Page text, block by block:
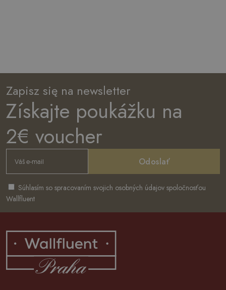
Zapisz się na newsletter
Získajte poukážku na
2€ voucher
Odoslať
Súhlasím so spracovaním svojich osobných údajov spoločnosťou
Wallfluent